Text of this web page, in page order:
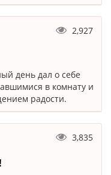
2,927
день дал о себе
в комнату и
радости.
3,835